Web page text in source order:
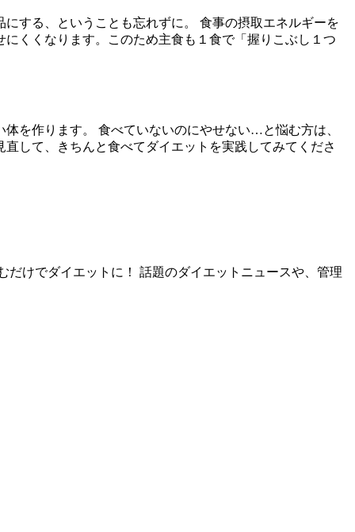
する、ということも忘れずに。 食事の摂取エネルギーを
くくなります。このため主食も１食で「握りこぶし１つ
を作ります。 食べていないのにやせない…と悩む方は、
して、きちんと食べてダイエットを実践してみてくださ
けでダイエットに！ 話題のダイエットニュースや、管理